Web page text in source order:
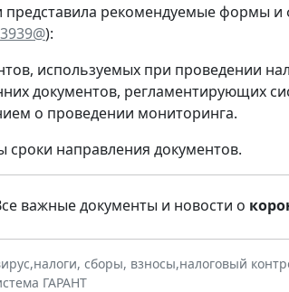
рекомендуемые формы и
):
используемых при проведении
документов, регламентирующих
о проведении мониторинга.
сроки направления документов.
важные документы и новости о
,налоги, сборы, взносы,налоговый
ГАРАНТ